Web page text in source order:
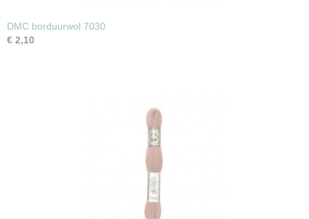
DMC borduurwol 7030
€ 2,10